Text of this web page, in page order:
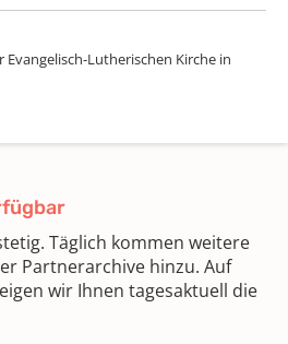
Evangelisch-Lutherischen Kirche in
Täglich kommen weitere
Partnerarchive hinzu. Auf
wir Ihnen tagesaktuell die